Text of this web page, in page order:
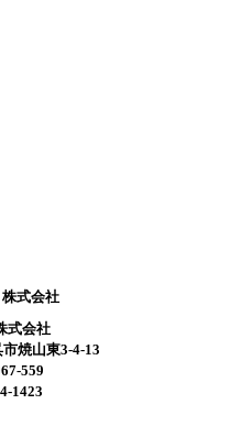
式会社
焼山東3-4-13
559
1423